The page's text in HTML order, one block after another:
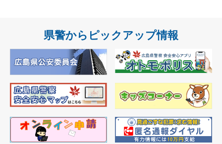
県警からピックアップ情報